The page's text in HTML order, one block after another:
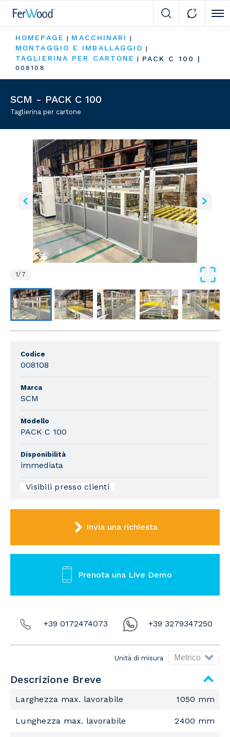
HOMEPAGE | MACCHINARI |
MONTAGGIO E IMBALLAGGIO |
TAGLIERINA PER CARTONE | PACK C 100 |
008108
SCM - PACK C 100
Taglierina per cartone
1/ 7
Codice
008108
Marca
SCM
Modello
PACK C 100
Disponibilità
immediata
Visibili presso clienti
Invia una richiesta
Prenota una Live Demo
+39 0172474073 +39 3279347250
Unità di misura
Descrizione Breve
Larghezza max. lavorabile 1050 mm
Lunghezza max. lavorabile 2400 mm